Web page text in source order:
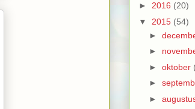
► 2016 (20)
▼ 2015 (54)
►
►
► oktober
►
►